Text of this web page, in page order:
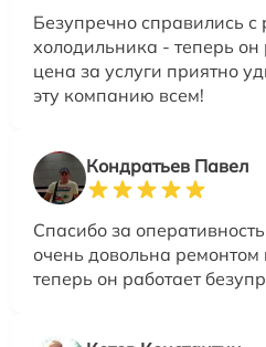
Безупречно справились с
холодильника - теперь он
цена за услуги приятно
эту компанию всем!
Кондратьев Павел
Спасибо за
очень довольна ремонтом
теперь он работает